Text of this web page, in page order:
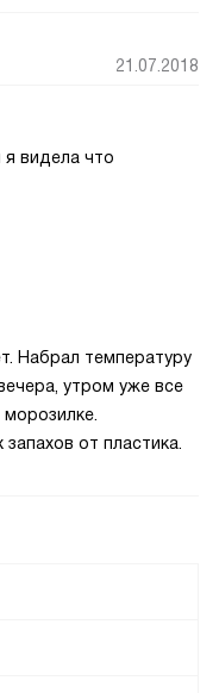
21.07.2018
я видела что
Набрал температуру
утром уже все
от пластика.